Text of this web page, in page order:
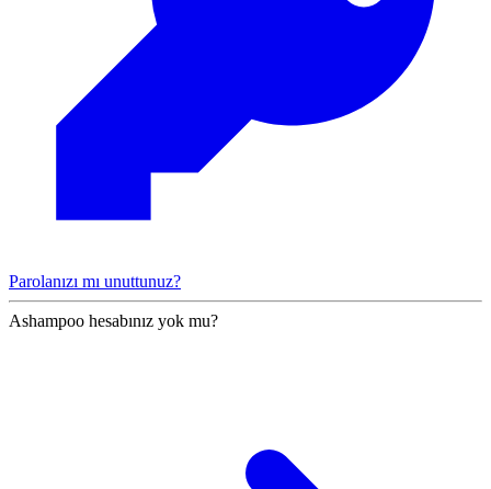
Parolanızı mı unuttunuz?
Ashampoo hesabınız yok mu?